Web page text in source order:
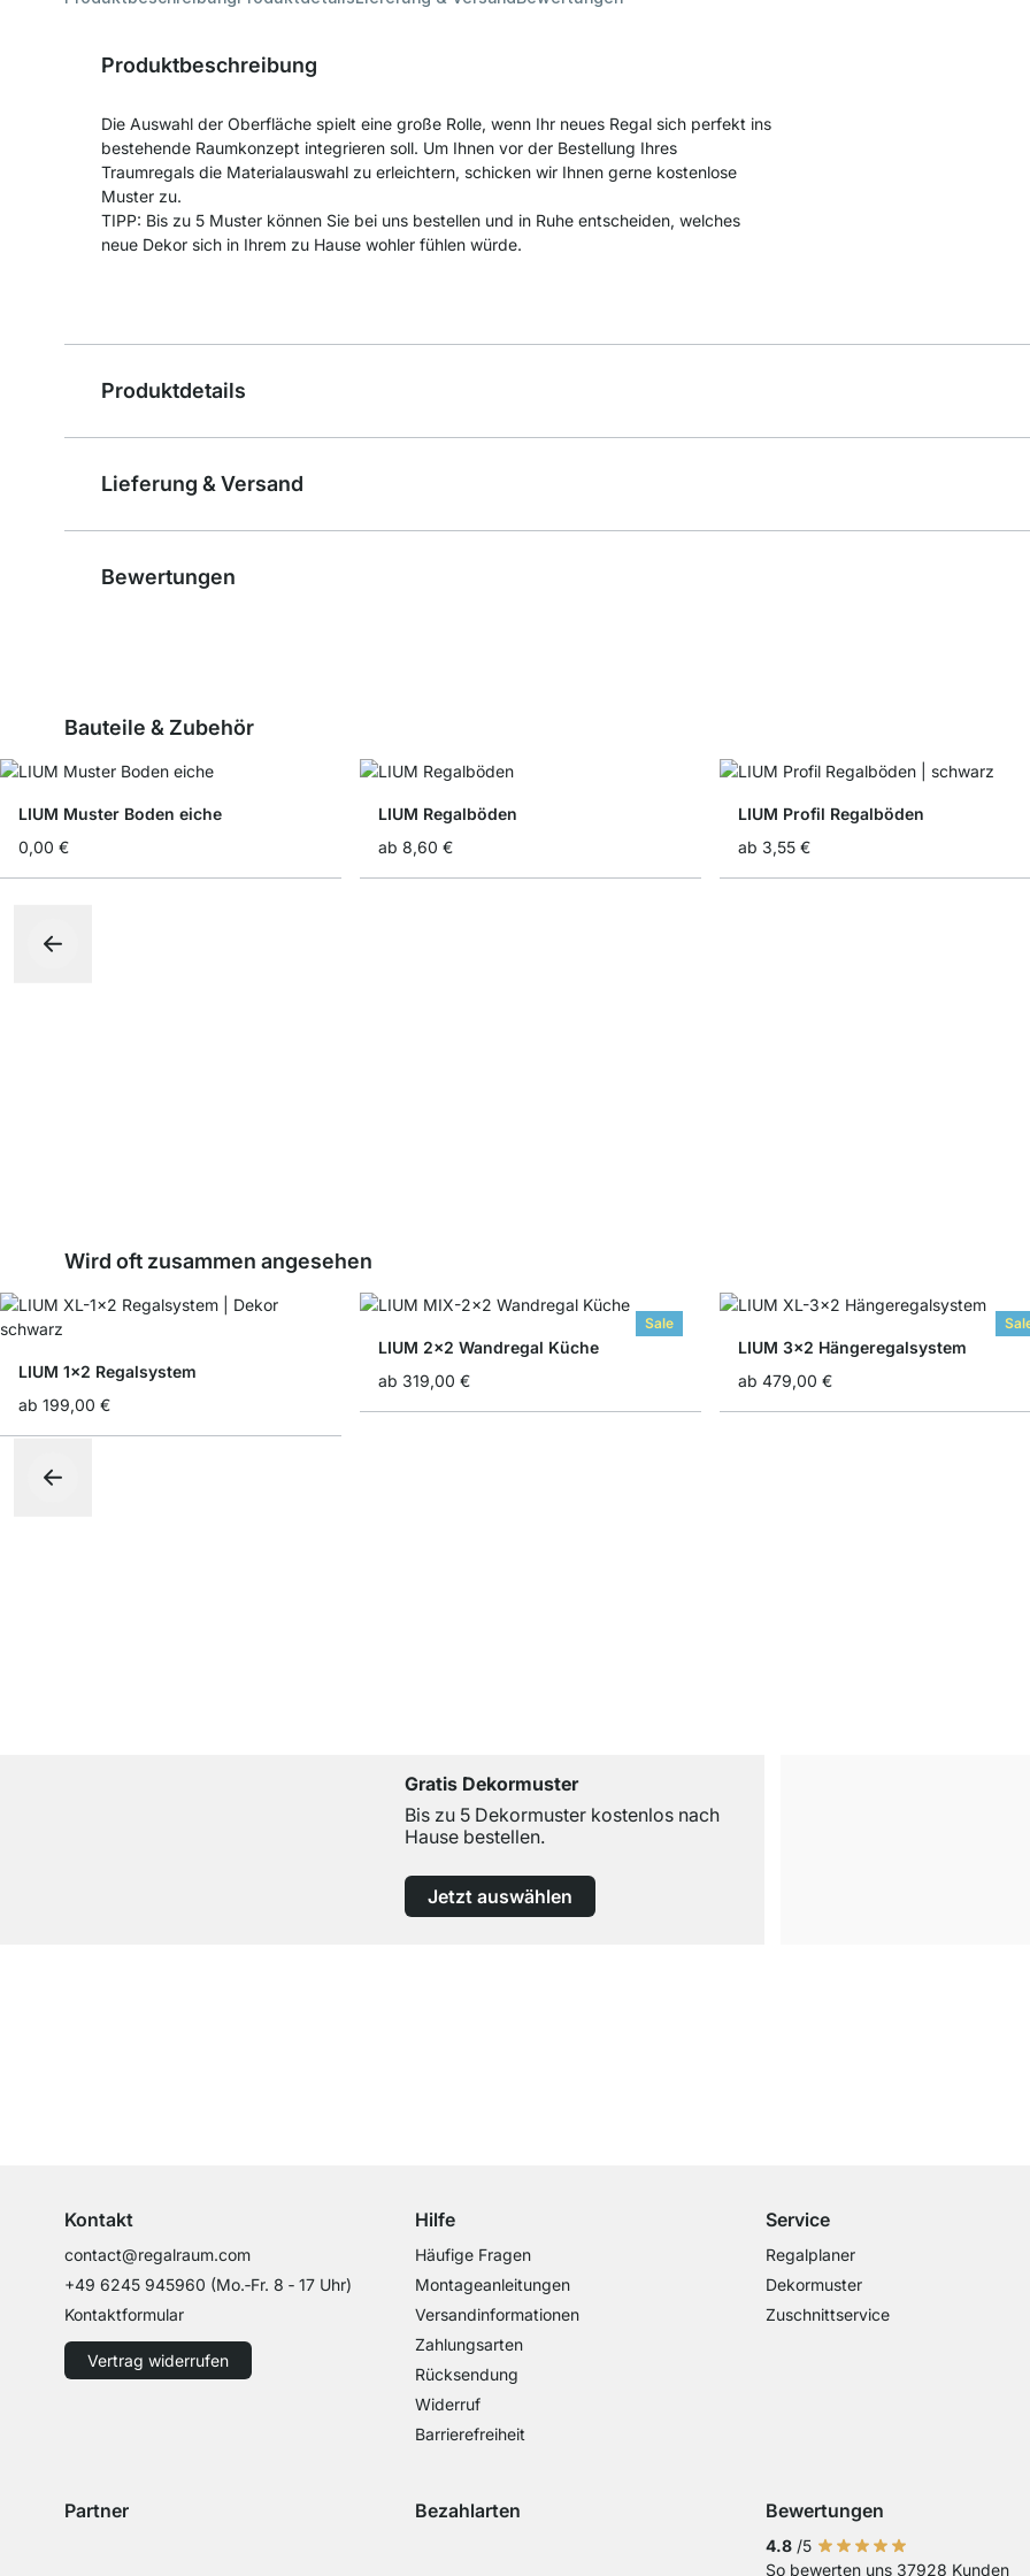
Produktbeschreibung
Die Auswahl der Oberfläche spielt eine große Rolle, wenn Ihr neues Regal sich perfekt ins
bestehende Raumkonzept integrieren soll. Um Ihnen vor der Bestellung Ihres
Traumregals die Materialauswahl zu erleichtern, schicken wir Ihnen gerne kostenlose
Muster zu.
TIPP: Bis zu 5 Muster können Sie bei uns bestellen und in Ruhe entscheiden, welches
neue Dekor sich in Ihrem zu Hause wohler fühlen würde.
Produktdetails
Lieferung & Versand
Bewertungen
Bauteile & Zubehör
LIUM Muster Boden eiche
0,00 €
LIUM Regalböden
ab 8,60 €
LIUM Profil Regalböden
ab 3,55 €
Wird oft zusammen angesehen
LIUM 1x2 Regalsystem
ab 199,00 €
Sale
LIUM 2x2 Wandregal Küche
ab 319,00 €
LIUM 3x2 Hängeregalsystem
ab 479,00 €
Gratis Dekormuster
Bis zu 5 Dekormuster kostenlos nach
Hause bestellen.
Jetzt auswählen
Kontakt
contact@regalraum.com
+49 6245 945960 (Mo.‑Fr. 8 ‑ 17 Uhr)
Kontaktformular
Vertrag widerrufen
Hilfe
Häufige Fragen
Montageanleitungen
Versandinformationen
Zahlungsarten
Rücksendung
Widerruf
Barrierefreiheit
Service
Regalplaner
Dekormuster
Zuschnittservice
Partner Bezahlarten
Zahlung mit Sofort Kasse
Zahlung mit Vorkasse
Bewertungen
4.8 /5
So bewerten uns 37928 Kunden